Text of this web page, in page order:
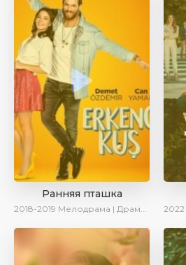
Ранняя пташка
2018-2019 Мелодрама | Драма | Комедия | SesDizi | Ирина Котова 2022